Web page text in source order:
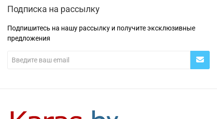
Подписка на рассылку
Подпишитесь на нашу рассылку и получите эксклюзивные
предложения